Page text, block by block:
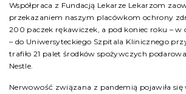
Współpraca z Fundacją Lekarze Lekarzom
przekazaniem naszym placówkom ochrony
200 paczek rękawiczek, a pod koniec roku – w
– do Uniwersyteckiego Szpitala Klinicznego
trafiło 21 palet środków spożywczych
Nestle.
Nerwowość związana z pandemią pojawiła